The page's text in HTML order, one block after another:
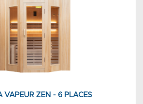
VAPEUR ZEN - 6 PLACES